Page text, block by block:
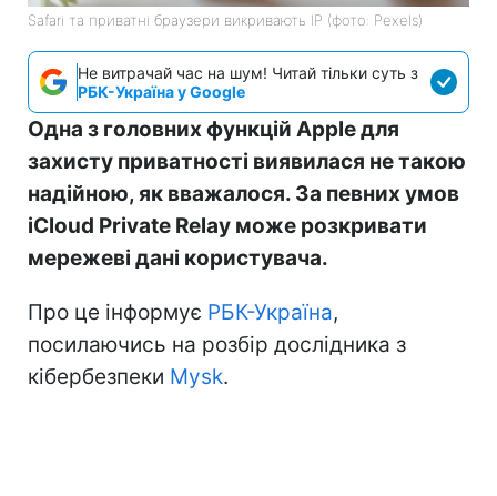
Safari та приватні браузери викривають IP (фото: Pexels)
Не витрачай час на шум! Читай тільки суть з
РБК-Україна у Google
Одна з головних функцій Apple для
захисту приватності виявилася не такою
надійною, як вважалося. За певних умов
iCloud Private Relay може розкривати
мережеві дані користувача.
Про це інформує РБК-Україна,
посилаючись на розбір дослідника з
кібербезпеки Mysk.